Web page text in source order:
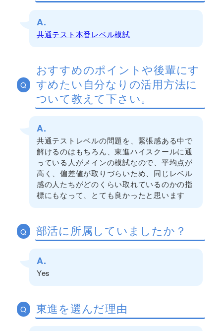
A.
共通テスト本番レベル模試
Q
おすすめのポイントや後輩にす
すめたい自分なりの活用方法に
ついて教えて下さい。
A.
共通テストレベルの問題を、緊張感ある中で
解けるのはもちろん、東進ハイスクールに通
っている人がメインの模試なので、平均点が
高く、偏差値が取りづらいため、同じレベル
感の人たちがどのくらい取れているのかの指
標にもなって、とても良かったと思います
Q 部活に所属していましたか？
A.
Yes
Q 東進を選んだ理由